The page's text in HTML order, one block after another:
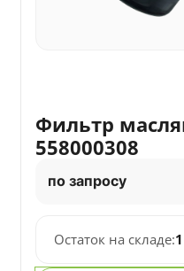
Фильтр
558000308
по запросу
Остаток на складе: